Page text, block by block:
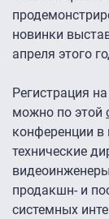
новинки
апреля этого
Регистрация
можно по этой
конференции в
технические
продакшн- и
системных